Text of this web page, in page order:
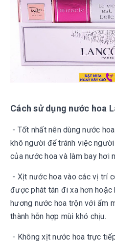
Cách sử dụng nước hoa
- Tốt nhất nên dùng nước
khô người để tránh việc
của nước hoa và làm bay hơi
- Xịt nước hoa vào các vị trí
được phát tán đi xa hơn hoặc
hương nước hoa trộn với ẩm
thành hỗn hợp mùi khó chịu.
- Không xịt nước hoa trực